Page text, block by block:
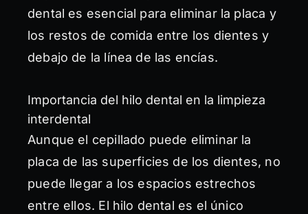
dental es esencial para eliminar la placa y
los restos de comida entre los dientes y
debajo de la línea de las encías.
Importancia del hilo dental en la limpieza
interdental
Aunque el cepillado puede eliminar la
placa de las superficies de los dientes, no
puede llegar a los espacios estrechos
entre ellos. El hilo dental es el único